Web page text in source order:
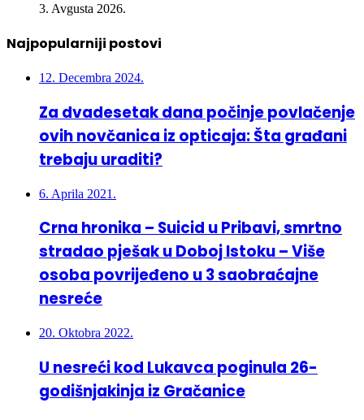
3. Avgusta 2026.
Najpopularniji postovi
12. Decembra 2024.
Za dvadesetak dana počinje povlačenje
ovih novčanica iz opticaja: Šta građani
trebaju uraditi?
6. Aprila 2021.
Crna hronika – Suicid u Pribavi, smrtno
stradao pješak u Doboj Istoku – Više
osoba povrijeđeno u 3 saobraćajne
nesreće
20. Oktobra 2022.
U nesreći kod Lukavca poginula 26-
godišnjakinja iz Gračanice